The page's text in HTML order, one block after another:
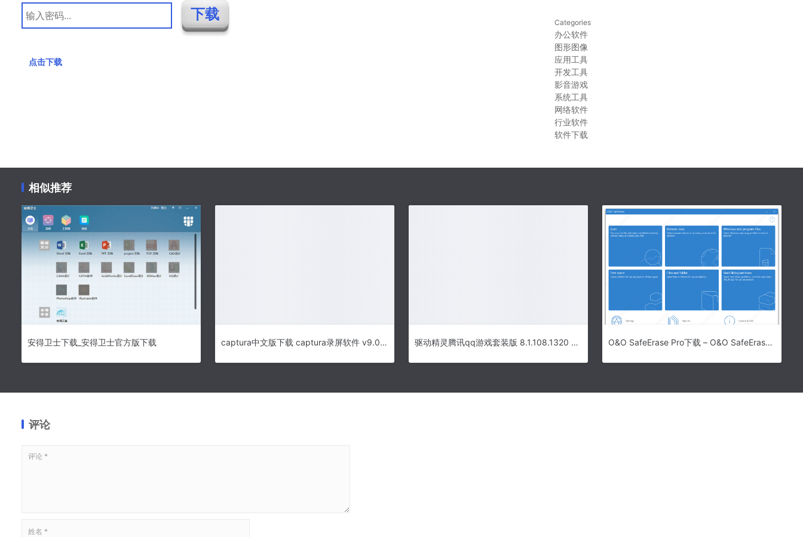
点击下载
Categories
办公软件
图形图像
应用工具
开发工具
影音游戏
系统工具
网络软件
行业软件
软件下载
相似推荐
安得卫士下载_安得卫士官方版下载 captura中文版下载 captura录屏软件 v9.0 绿色中文版 驱动精灵腾讯qq游戏套装版 8.1.108.1320 官方安装版 O&O SafeErase Pro下载 – O&O SafeErase Pro 15.14 破解版
评论